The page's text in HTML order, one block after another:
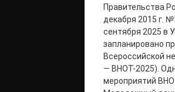
Правительства
декабря 2015 г.
сентября 2025 в
запланировано
Всероссийской
— ВНОТ-2025).
мероприятий